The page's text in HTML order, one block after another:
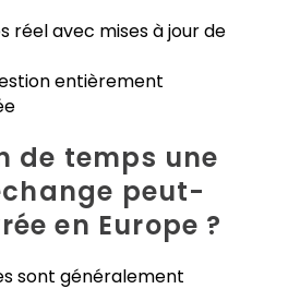
réel avec mises à jour de
entièrement
de temps une
peut-
en Europe ?
sont généralement